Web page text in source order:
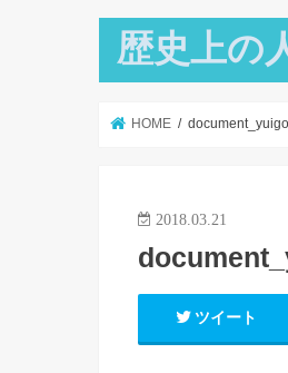
歴史上の
HOME
2018.03.21
ツイート